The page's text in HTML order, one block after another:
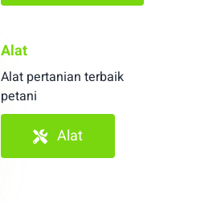
Alat
Alat pertanian terbaik
petani
Alat